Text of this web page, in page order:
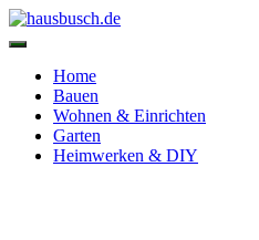
Zum
Inhalt
hausbusch.de
Home
Bauen
Wohnen & Einrichten
Garten
Heimwerken & DIY